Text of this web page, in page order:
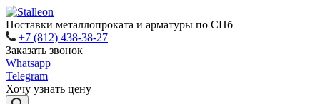
Поставки металлопроката и арматуры по СПб
+7 (812) 438-38-27
Заказать звонок
Whatsapp
Telegram
Хочу узнать цену